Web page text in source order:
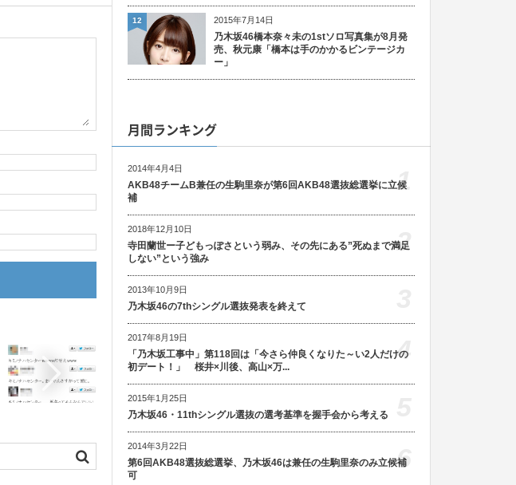
2015年7月14日
乃木坂46橋本奈々未の1stソロ写真集が8月発
売、秋元康「橋本は手のかかるビンテージカ
ー」
12
月間ランキング
2014年4月4日
AKB48チームB兼任の生駒里奈が第6回AKB48選抜総選挙に立候
補
1
2018年12月10日
寺田蘭世ー子どもっぽさという弱み、その先にある”死ぬまで満足
しない”という強み
2
2013年10月9日
乃木坂46の7thシングル選抜発表を終えて
2017年8月19日
「乃木坂工事中」第118回は「今さら仲良くなりた～い2人だけの
初デート！」 桜井×川後、高山×万...
4
2015年1月25日
乃木坂46・11thシングル選抜の選考基準を握手会から考える
2014年3月22日
第6回AKB48選抜総選挙、乃木坂46は兼任の生駒里奈のみ立候補
可
6